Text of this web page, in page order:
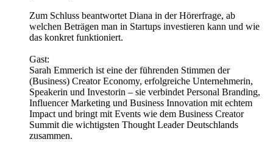
Zum Schluss beantwortet Diana in der Hörerfrage, ab
welchen Beträgen man in Startups investieren kann und wie
das konkret funktioniert.
Gast:
Sarah Emmerich ist eine der führenden Stimmen der
(Business) Creator Economy, erfolgreiche Unternehmerin,
Speakerin und Investorin – sie verbindet Personal Branding,
Influencer Marketing und Business Innovation mit echtem
Impact und bringt mit Events wie dem Business Creator
Summit die wichtigsten Thought Leader Deutschlands
zusammen.